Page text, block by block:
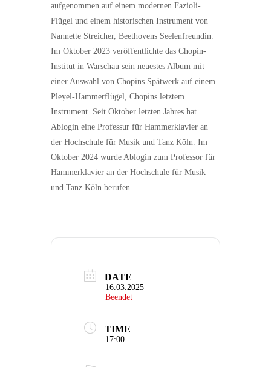
aufgenommen auf einem modernen Fazioli-
Flügel und einem historischen Instrument von
Nannette Streicher, Beethovens Seelenfreundin.
Im Oktober 2023 veröffentlichte das Chopin-
Institut in Warschau sein neuestes Album mit
einer Auswahl von Chopins Spätwerk auf einem
Pleyel-Hammerflügel, Chopins letztem
Instrument. Seit Oktober letzten Jahres hat
Ablogin eine Professur für Hammerklavier an
der Hochschule für Musik und Tanz Köln. Im
Oktober 2024 wurde Ablogin zum Professor für
Hammerklavier an der Hochschule für Musik
und Tanz Köln berufen.
DATE
16.03.2025
Beendet
TIME
17:00